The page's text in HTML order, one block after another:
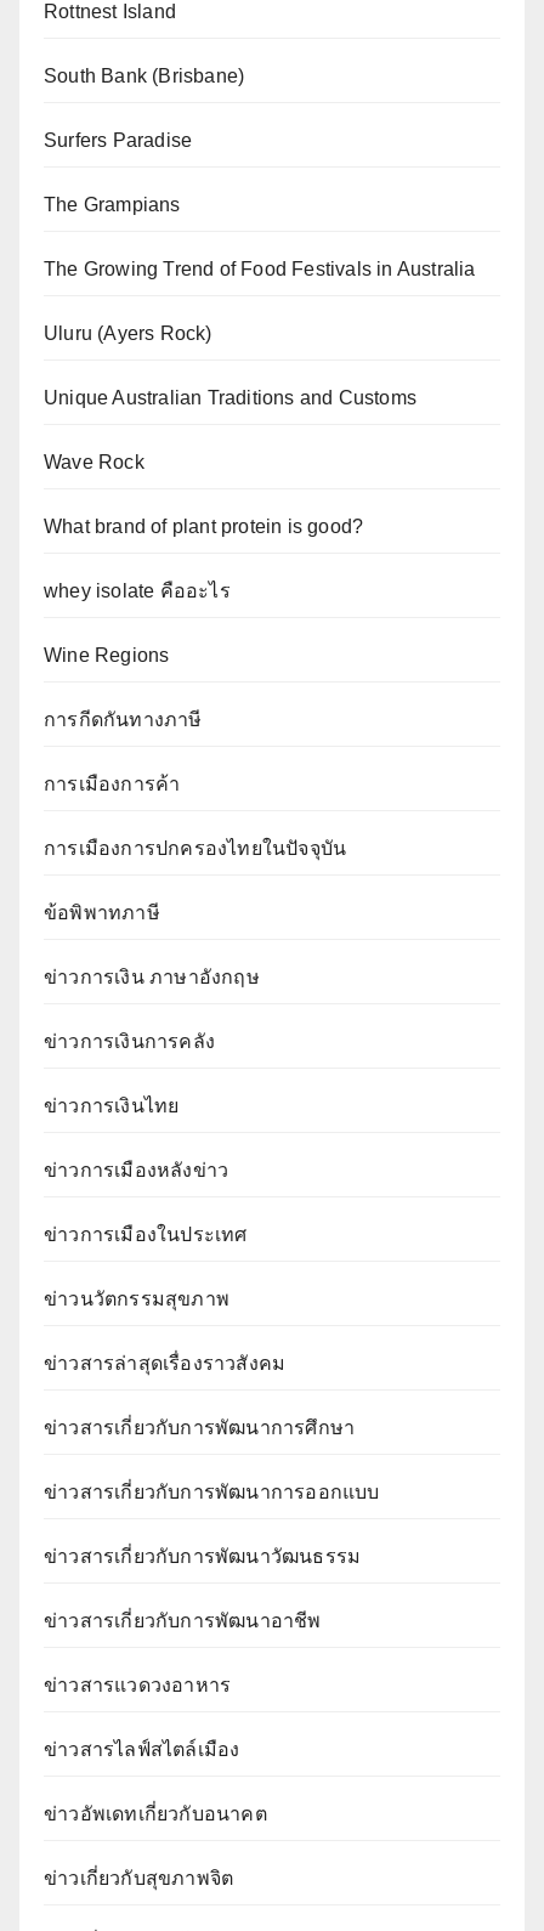
Rottnest Island
South Bank (Brisbane)
Surfers Paradise
The Grampians
The Growing Trend of Food Festivals in Australia
Uluru (Ayers Rock)
Unique Australian Traditions and Customs
Wave Rock
What brand of plant protein is good?
whey isolate คืออะไร
Wine Regions
การกีดกันทางภาษี
การเมืองการค้า
การเมืองการปกครองไทยในปัจจุบัน
ข้อพิพาทภาษี
ข่าวการเงิน ภาษาอังกฤษ
ข่าวการเงินการคลัง
ข่าวการเงินไทย
ข่าวการเมืองหลังข่าว
ข่าวการเมืองในประเทศ
ข่าวนวัตกรรมสุขภาพ
ข่าวสารล่าสุดเรื่องราวสังคม
ข่าวสารเกี่ยวกับการพัฒนาการศึกษา
ข่าวสารเกี่ยวกับการพัฒนาการออกแบบ
ข่าวสารเกี่ยวกับการพัฒนาวัฒนธรรม
ข่าวสารเกี่ยวกับการพัฒนาอาชีพ
ข่าวสารแวดวงอาหาร
ข่าวสารไลฟ์สไตล์เมือง
ข่าวอัพเดทเกี่ยวกับอนาคต
ข่าวเกี่ยวกับสุขภาพจิต